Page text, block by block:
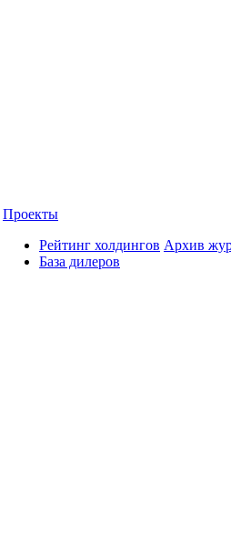
Проекты
Рейтинг холдингов
База дилеров
Архив